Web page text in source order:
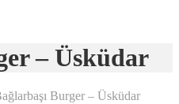
– Üsküdar
Burger – Üsküdar